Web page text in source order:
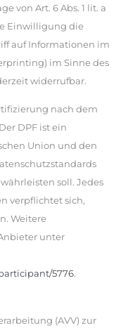
von Art. 6 Abs. 1 lit. a
Einwilligung die
auf Informationen im
im Sinne des
widerrufbar.
nach dem
DPF ist ein
Union und den
soll. Jedes
verpflichtet sich,
Weitere
unter
5776.
(AVV) zur